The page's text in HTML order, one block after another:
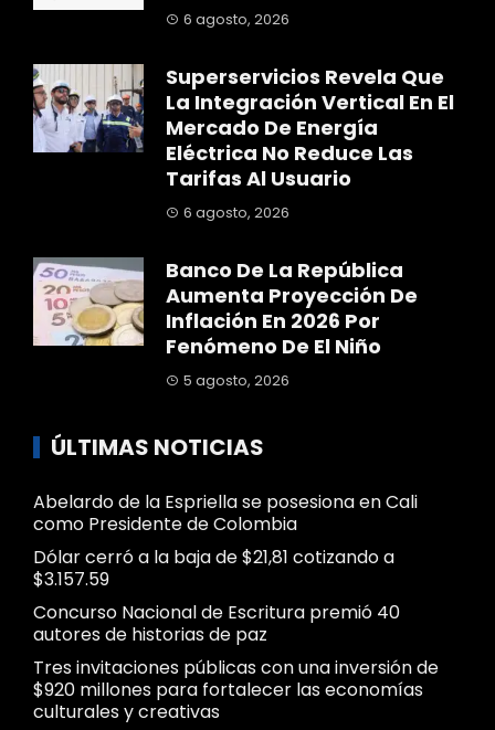
6 agosto, 2026
Superservicios Revela Que
La Integración Vertical En El
Mercado De Energía
Eléctrica No Reduce Las
Tarifas Al Usuario
6 agosto, 2026
Banco De La República
Aumenta Proyección De
Inflación En 2026 Por
Fenómeno De El Niño
5 agosto, 2026
ÚLTIMAS NOTICIAS
Abelardo de la Espriella se posesiona en Cali
como Presidente de Colombia
Dólar cerró a la baja de $21,81 cotizando a
$3.157.59
Concurso Nacional de Escritura premió 40
autores de historias de paz
Tres invitaciones públicas con una inversión de
$920 millones para fortalecer las economías
culturales y creativas